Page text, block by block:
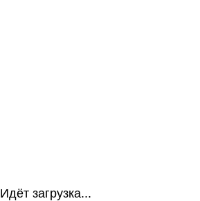
Идёт загрузка...